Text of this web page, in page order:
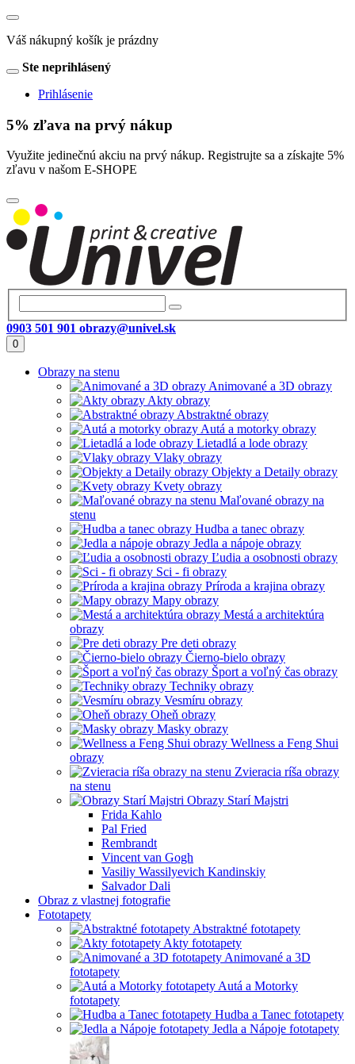
Váš nákupný košík je prázdny
Ste neprihlásený
Prihlásenie
5% zľava na prvý nákup
Využite jedinečnú akciu na prvý nákup. Registrujte sa a získajte 5%
zľavu v našom E-SHOPE
0903 501 901 obrazy@univel.sk
0
Obrazy na stenu
Animované a 3D obrazy
Akty obrazy
Abstraktné obrazy
Autá a motorky obrazy
Lietadlá a lode obrazy
Vlaky obrazy
Objekty a Detaily obrazy
Kvety obrazy
Maľované obrazy na
stenu
Hudba a tanec obrazy
Jedla a nápoje obrazy
Ľudia a osobnosti obrazy
Sci - fi obrazy
Príroda a krajina obrazy
Mapy obrazy
Mestá a architektúra
obrazy
Pre deti obrazy
Čierno-bielo obrazy
Šport a voľný čas obrazy
Techniky obrazy
Vesmíru obrazy
Oheň obrazy
Masky obrazy
Wellness a Feng Shui
obrazy
Zvieracia ríša obrazy
na stenu
Obrazy Starí Majstri
Frida Kahlo
Pal Fried
Rembrandt
Vincent van Gogh
Vasiliy Wassilyevich Kandinskiy
Salvador Dali
Obraz z vlastnej fotografie
Fototapety
Abstraktné fototapety
Akty fototapety
Animované a 3D
fototapety
Autá a Motorky
fototapety
Hudba a Tanec fototapety
Jedla a Nápoje fototapety